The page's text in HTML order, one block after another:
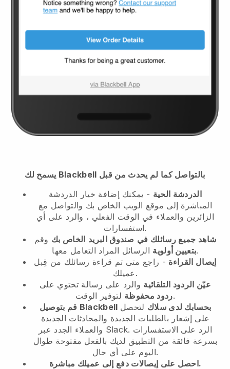
يسمح لك Blackbell بالتواصل كما لم يحدث من قبل
الدردشة الحية - يمكنك إضافة خيار الدردشة
المباشرة إلى موقع الويب الخاص بك والتواصل مع
الزائرين والعملاء في الوقت الفعلي ، والرد على أي
استفسارات.
شاهد جميع رسائلك في صندوق البريد الخاص بك وقم
بتعيين أولويةالرسائل المراد التعامل معها.
إيصال القراءة - راجع متى تم قراءة رسائلك من قِبل
عميلك.
عيّن الردود التلقائية والرد على رسالة تحتوي على
ردود محفوظةلتوفير الوقت.
قم بتوصيل Blackbell بحسابك لدى سلاك لتحصل
على إشعار بالطلبات الجديدة والمحادثات الجديدة
والعملاء الجدد عبر Slack. الرد على الاستفسارات
بسرعة فائقة من التطبيق لديك بالفعل مفتوحة طوال
اليوم على أي حال.
احصل على إيصالات دفع إلى عميلك مباشرة.